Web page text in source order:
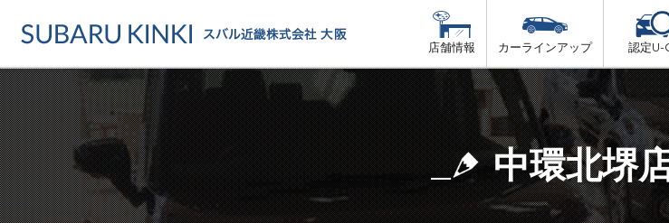
店舗情報
店舗情報 店舗一覧
地域でさがす
地図でさがす
大阪府北部
大阪府市内
大阪府南部
カーラインアップ
カーラインアップ
カーラインアップ一覧
乗用車
認定U-
メンテナンス・サービス
メンテナンス・サービストップ
車検・定期点検をする
車検（法定24か月点検
法定 12ヶ月 点検
6ヶ月ごとの セーフテ
中環北堺